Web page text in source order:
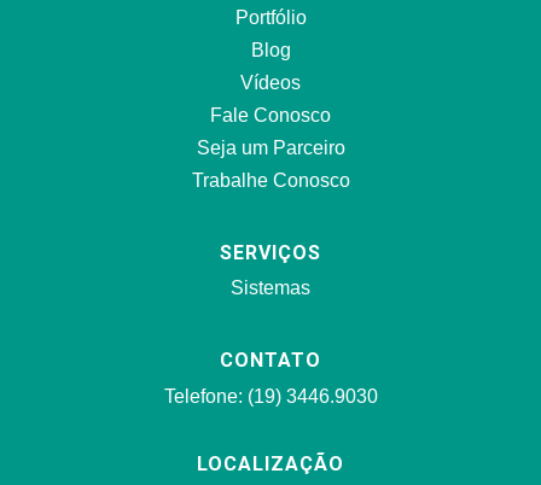
Portfólio
Blog
Vídeos
Fale Conosco
Seja um Parceiro
Trabalhe Conosco
SERVIÇOS
Sistemas
CONTATO
Telefone: (19) 3446.9030
LOCALIZAÇÃO